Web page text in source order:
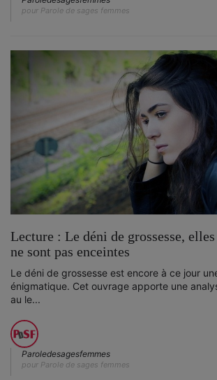
pour Parole de sages femmes
Lecture : Le déni de grossesse,
ne sont pas enceintes
Le déni de grossesse est encore à ce jour
énigmatique. Cet ouvrage apporte une
au le...
Paroledesagesfemmes
pour Parole de sages femmes